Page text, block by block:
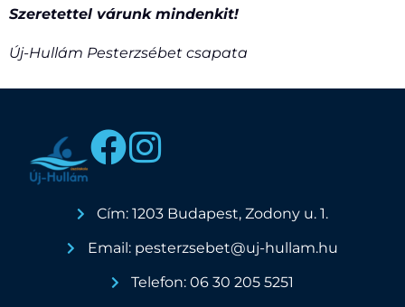
Szeretettel várunk mindenkit!
Új-Hullám Pesterzsébet csapata
Cím: 1203 Budapest, Zodony u. 1.
Email: pesterzsebet@uj-hullam.hu
Telefon: 06 30 205 5251